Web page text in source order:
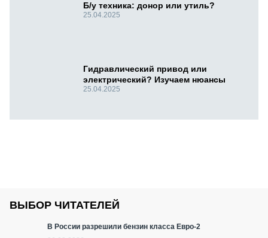
Б/у техника: донор или утиль?
25.04.2025
Гидравлический привод или
электрический? Изучаем нюансы
25.04.2025
ВЫБОР ЧИТАТЕЛЕЙ
В России разрешили бензин класса Евро-2